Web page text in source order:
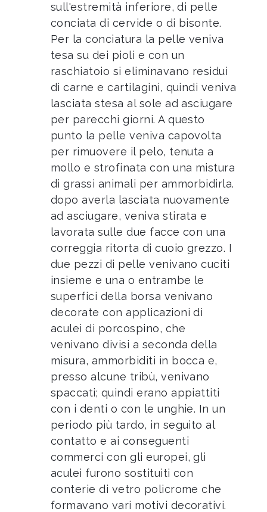
sull'estremità inferiore, di pelle
conciata di cervide o di bisonte.
Per la conciatura la pelle veniva
tesa su dei pioli e con un
raschiatoio si eliminavano residui
di carne e cartilagini, quindi veniva
lasciata stesa al sole ad asciugare
per parecchi giorni. A questo
punto la pelle veniva capovolta
per rimuovere il pelo, tenuta a
mollo e strofinata con una mistura
di grassi animali per ammorbidirla.
dopo averla lasciata nuovamente
ad asciugare, veniva stirata e
lavorata sulle due facce con una
correggia ritorta di cuoio grezzo. I
due pezzi di pelle venivano cuciti
insieme e una o entrambe le
superfici della borsa venivano
decorate con applicazioni di
aculei di porcospino, che
venivano divisi a seconda della
misura, ammorbiditi in bocca e,
presso alcune tribù, venivano
spaccati; quindi erano appiattiti
con i denti o con le unghie. In un
periodo più tardo, in seguito al
contatto e ai conseguenti
commerci con gli europei, gli
aculei furono sostituiti con
conterie di vetro policrome che
formavano vari motivi decorativi.